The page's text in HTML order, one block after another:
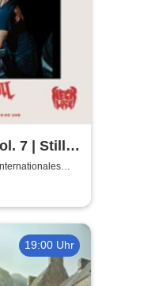
7 | Still
19:00 Uhr